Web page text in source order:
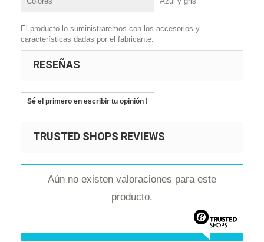
El producto lo suministraremos con los accesorios y
características dadas por el fabricante.
RESEÑAS
Sé el primero en escribir tu opinión !
TRUSTED SHOPS REVIEWS
Aún no existen valoraciones para este
producto.